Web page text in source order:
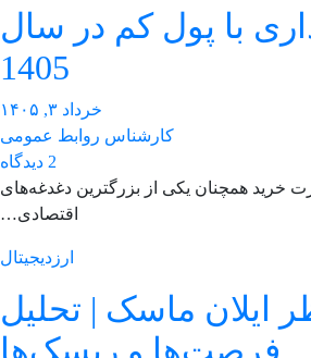
با پول کم در سال
1405
خرداد ۳, ۱۴۰۵
کارشناس روابط عمومی
2 دیدگاه
قدرت خرید همچنان یکی از بزرگترین دغدغه‌های
اقتصادی…
ارزدیجیتال
ایلان ماسک | تحلیل